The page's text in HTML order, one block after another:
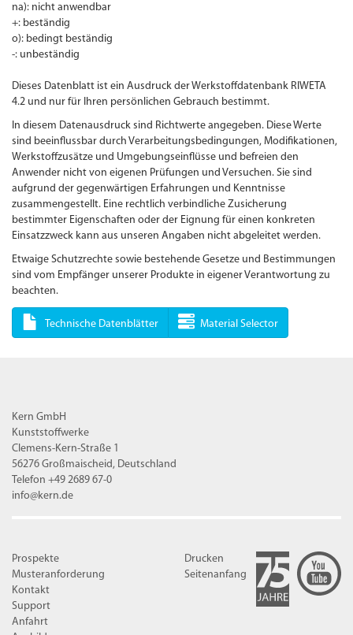
na): nicht anwendbar
+: beständig
o): bedingt beständig
-: unbeständig
Dieses Datenblatt ist ein Ausdruck der Werkstoffdatenbank RIWETA
4.2 und nur für Ihren persönlichen Gebrauch bestimmt.
In diesem Datenausdruck sind Richtwerte angegeben. Diese Werte
sind beeinflussbar durch Verarbeitungsbedingungen, Modifikationen,
Werkstoffzusätze und Umgebungseinflüsse und befreien den
Anwender nicht von eigenen Prüfungen und Versuchen. Sie sind
aufgrund der gegenwärtigen Erfahrungen und Kenntnisse
zusammengestellt. Eine rechtlich verbindliche Zusicherung
bestimmter Eigenschaften oder der Eignung für einen konkreten
Einsatzzweck kann aus unseren Angaben nicht abgeleitet werden.
Etwaige Schutzrechte sowie bestehende Gesetze und Bestimmungen
sind vom Empfänger unserer Produkte in eigener Verantwortung zu
beachten.
Technische Datenblätter Material Selector
Kern GmbH
Kunststoffwerke
Clemens-Kern-Straße 1
56276 Großmaischeid, Deutschland
Telefon +49 2689 67-0
info@kern.de
Prospekte
Musteranforderung
Kontakt
Support
Anfahrt
Drucken
Seitenanfang